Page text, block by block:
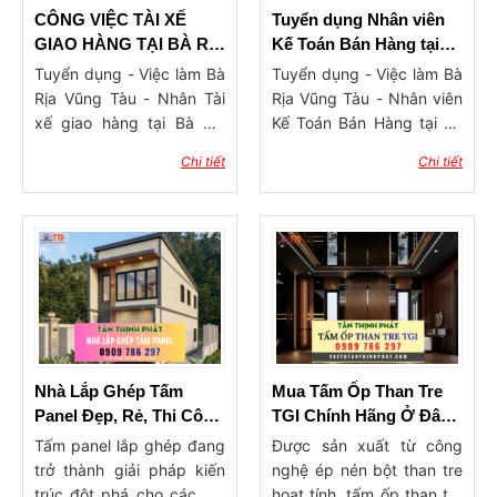
Tàu, nhiều chủ thầu, kiến
trúc sư và cả khách hàng
cá nhân đang dần chuyển
sang mua hàng trực tiếp
tại các tổng kho vật tư nội
trung gian. Điều này
không chỉ giúp tiết kiệm
chi phí mà còn đảm bảo
nguồn hàng ổn định, mẫu
mã luôn cập nhật theo xu
hướng. Trong bài viết này,
chúng tôi sẽ giới thiệu đến
bạn địa chỉ tổng kho vật
tư trang trí nội thất Bà Rịa
Vũng Tàu uy tín, chuyên
cung cấp đầy đủ các
phào chỉ, sàn nhựa, nẹp
trang trí, vật tư thi công…
CÔNG VIỆC TÀI XẾ
GIAO HÀNG TẠI BÀ RỊA
VŨNG TÀU
Tuyển dụng - Việc làm Bà
Rịa Vũng Tàu - Nhân Tài
xế giao hàng tại Bà Rịa
Chi tiết
Tuyển dụng Nhân viên
Kế Toán Bán Hàng tại
Bà Rịa
Tuyển dụng - Việc làm Bà
Rịa Vũng Tàu - Nhân viên
Kế Toán Bán Hàng tại Bà
Chi tiết
Nhà Lắp Ghép Tấm
Panel Đẹp, Rẻ, Thi Công
Nhanh
Tấm panel lắp ghép đang
trở thành giải pháp kiến
Mua Tấm Ốp Than Tre
TGI Chính Hãng Ở Đâu
Tại Bà Rịa Vũng Tàu
Được sản xuất từ công
nghệ ép nén bột than tre